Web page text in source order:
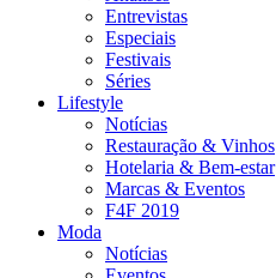
Entrevistas
Especiais
Festivais
Séries
Lifestyle
Notícias
Restauração & Vinhos
Hotelaria & Bem-estar
Marcas & Eventos
F4F 2019
Moda
Notícias